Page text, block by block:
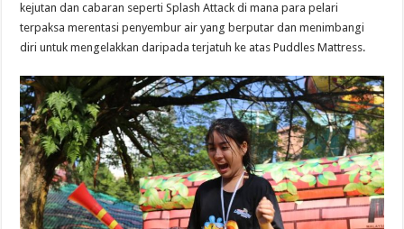
kejutan dan cabaran seperti Splash Attack di mana para pelari
terpaksa merentasi penyembur air yang berputar dan menimbangi
diri untuk mengelakkan daripada terjatuh ke atas Puddles Mattress.